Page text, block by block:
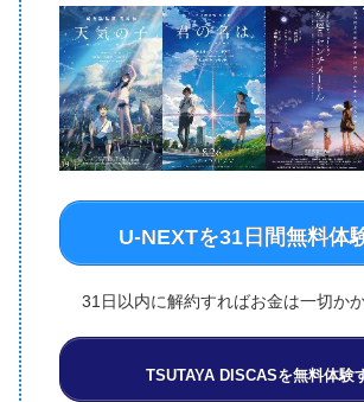
U-NEXTを31日間無料体
31日以内に解約すればお金は一切かか
TSUTAYA DISCASを無料体験